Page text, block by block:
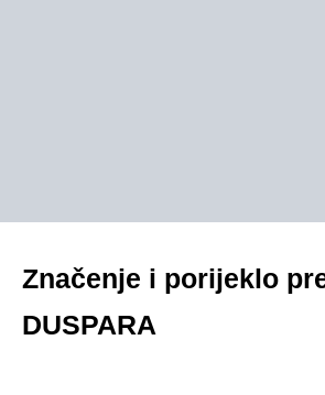
Značenje i porijeklo
DUSPARA